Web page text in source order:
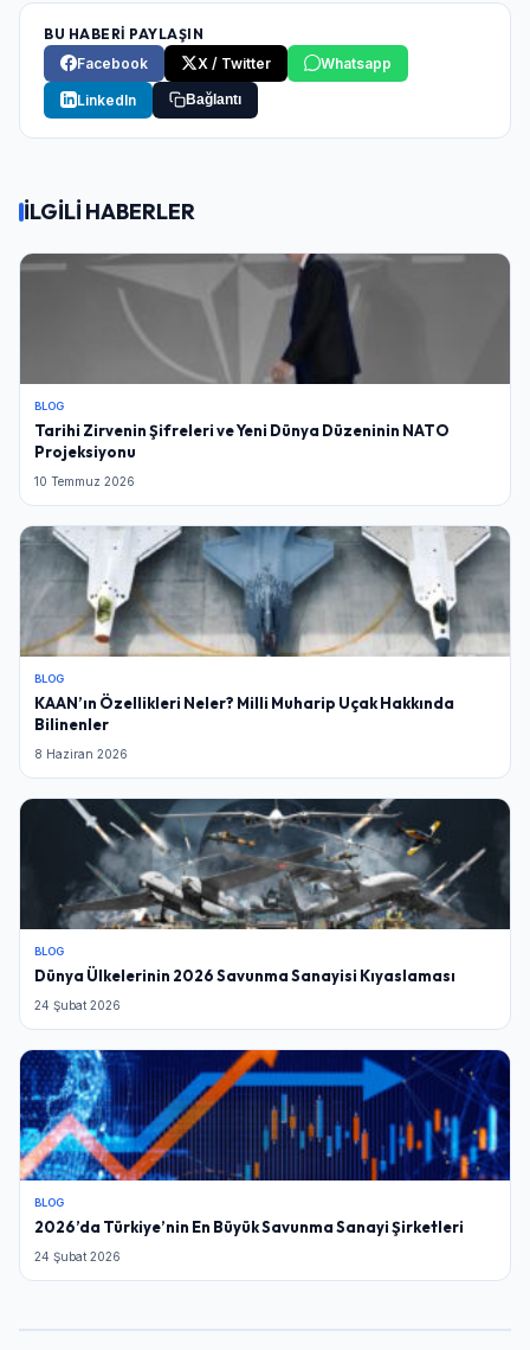
BU HABERİ PAYLAŞIN
Facebook
X / Twitter Whatsapp
LinkedIn Bağlantı
İLGİLİ HABERLER
BLOG
Tarihi Zirvenin Şifreleri ve Yeni Dünya Düzeninin NATO
Projeksiyonu
10 Temmuz 2026
BLOG
KAAN’ın Özellikleri Neler? Milli Muharip Uçak Hakkında
Bilinenler
8 Haziran 2026
BLOG
Dünya Ülkelerinin 2026 Savunma Sanayisi Kıyaslaması
24 Şubat 2026
BLOG
2026’da Türkiye’nin En Büyük Savunma Sanayi Şirketleri
24 Şubat 2026